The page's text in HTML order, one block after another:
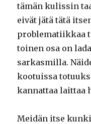
tämän kulissin
eivät jätä tätä
problematiikkaa
toinen osa on
sarkasmilla.
kootuissa
kannattaa laittaa
Meidän itse